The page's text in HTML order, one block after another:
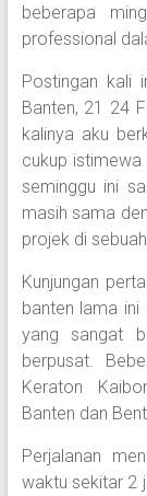
beberapa
professional
Postingan kali
Banten, 21 24
kalinya aku
cukup istimewa
seminggu ini
masih sama
projek di
Kunjungan
banten lama ini
yang sangat
berpusat.
Keraton
Banten dan
Perjalanan
waktu sekitar 2